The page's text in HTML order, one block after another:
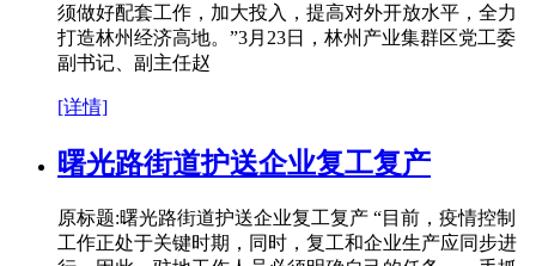
须做好配套工作，加大投入，提高对外开放水平，全力
打造林州经济高地。”3月23日，林州产业集群区党工委
副书记、副主任赵
[详情]
曙光路街道护送企业复工复产
原标题:曙光路街道护送企业复工复产 “目前，疫情控制
工作正处于关键时期，同时，复工和企业生产应同步进